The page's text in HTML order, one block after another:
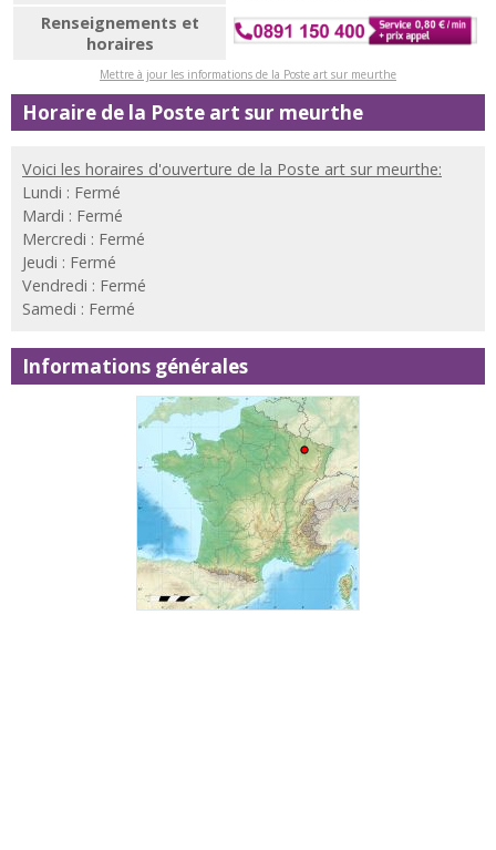
Renseignements et
horaires
Mettre à jour les informations de la Poste art sur meurthe
Horaire de la Poste art sur meurthe
Voici les horaires d'ouverture de la Poste art sur meurthe:
Lundi : Fermé
Mardi : Fermé
Mercredi : Fermé
Jeudi : Fermé
Vendredi : Fermé
Samedi : Fermé
Informations générales